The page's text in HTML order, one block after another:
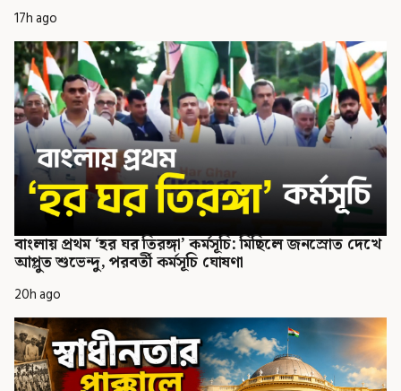
17h ago
বাংলায় প্রথম ‘হর ঘর তিরঙ্গা’ কর্মসূচি: মিছিলে জনস্রোত দেখে
আপ্লুত শুভেন্দু, পরবর্তী কর্মসূচি ঘোষণা
20h ago